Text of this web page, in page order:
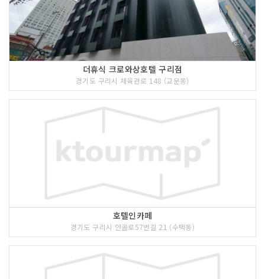
더휴식 크로와상호텔 구리점
경기도 구리시 체육관로 148 (교문동)
호텔인카페
경기도 구리시 안골로57번길 21 (수택동)